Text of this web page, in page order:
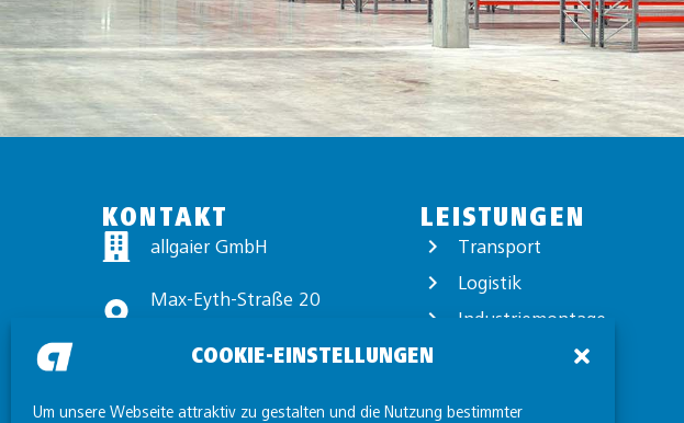
COOKIE-EINSTELLUNGEN
Um unsere Webseite attraktiv zu gestalten und die Nutzung bestimmter
KONTAKT
allgaier GmbH
Max-Eyth-Straße 20
LEISTUNGEN
Transport
Logistik
Industriemontage
Exportverpackung